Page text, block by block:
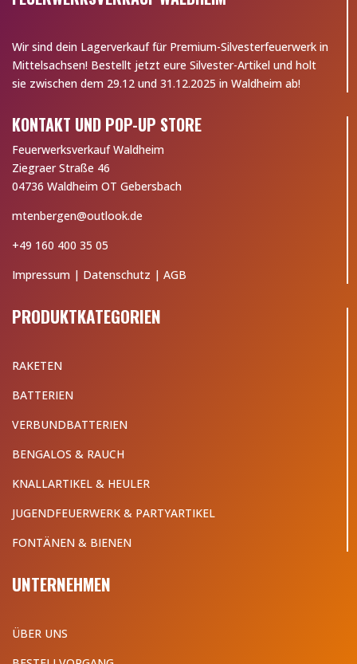
Wir sind dein Lagerverkauf für Premium-Silvesterfeuerwerk in
Mittelsachsen! Bestellt jetzt eure Silvester-Artikel und holt
sie zwischen dem 29.12 und 31.12.2025 in Waldheim ab!
KONTAKT UND POP-UP STORE
Feuerwerksverkauf Waldheim
Ziegraer Straße 46
04736 Waldheim OT Gebersbach
mtenbergen@outlook.de
+49 160 400 35 05
Impressum | Datenschutz |AGB
PRODUKTKATEGORIEN
RAKETEN
BATTERIEN
VERBUNDBATTERIEN
BENGALOS & RAUCH
KNALLARTIKEL & HEULER
JUGENDFEUERWERK & PARTYARTIKEL
FONTÄNEN & BIENEN
UNTERNEHMEN
ÜBER UNS